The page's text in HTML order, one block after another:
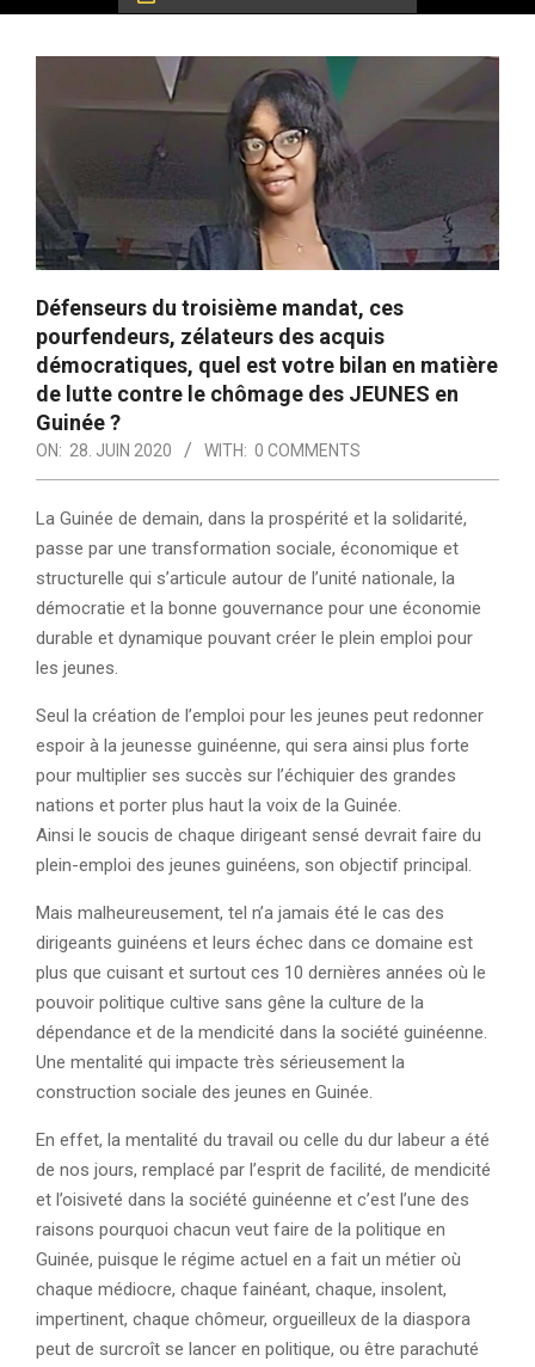
Défenseurs du troisième mandat, ces
pourfendeurs, zélateurs des acquis
démocratiques, quel est votre bilan en matière
de lutte contre le chômage des JEUNES en
Guinée ?
ON: 28. JUIN 2020 WITH: 0 COMMENTS
La Guinée de demain, dans la prospérité et la solidarité,
passe par une transformation sociale, économique et
structurelle qui s’articule autour de l’unité nationale, la
démocratie et la bonne gouvernance pour une économie
durable et dynamique pouvant créer le plein emploi pour
les jeunes.
Seul la création de l’emploi pour les jeunes peut redonner
espoir à la jeunesse guinéenne, qui sera ainsi plus forte
pour multiplier ses succès sur l’échiquier des grandes
nations et porter plus haut la voix de la Guinée.
Ainsi le soucis de chaque dirigeant sensé devrait faire du
plein-emploi des jeunes guinéens, son objectif principal.
Mais malheureusement, tel n’a jamais été le cas des
dirigeants guinéens et leurs échec dans ce domaine est
plus que cuisant et surtout ces 10 dernières années où le
pouvoir politique cultive sans gêne la culture de la
dépendance et de la mendicité dans la société guinéenne.
Une mentalité qui impacte très sérieusement la
construction sociale des jeunes en Guinée.
En effet, la mentalité du travail ou celle du dur labeur a été
de nos jours, remplacé par l’esprit de facilité, de mendicité
et l’oisiveté dans la société guinéenne et c’est l’une des
raisons pourquoi chacun veut faire de la politique en
Guinée, puisque le régime actuel en a fait un métier où
chaque médiocre, chaque fainéant, chaque, insolent,
impertinent, chaque chômeur, orgueilleux de la diaspora
peut de surcroît se lancer en politique, ou être parachuté